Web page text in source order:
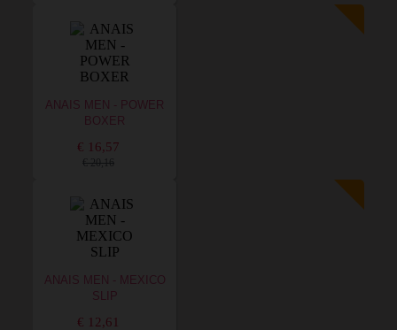
ANAIS MEN - POWER
BOXER
€ 16,57
€ 20,16
ANAIS MEN - MEXICO
SLIP
€ 12,61